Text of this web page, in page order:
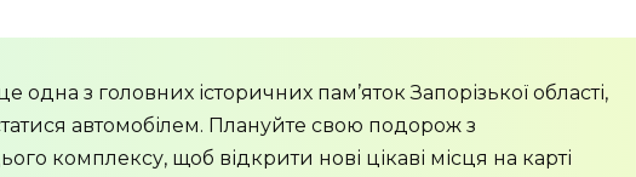
одна з головних історичних пам’яток Запорізької області,
автомобілем. Плануйте свою подорож з
комплексу, щоб відкрити нові цікаві місця на карті